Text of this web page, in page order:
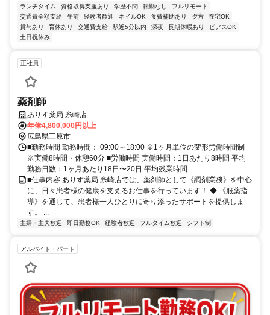
ランチタイム 資格取得支援あり 学歴不問 転勤なし
フルリモート
交通費全額支給
午前 経験者歓迎 ネイルOK 食費補助あり 夕方
在宅OK
賞与あり
育休あり 交通費支給 駅近5分以内 深夜 長期休暇あり
ピアスOK
土日祝休み
正社員
薬剤師
ありす薬局 糸崎店
年俸4,800,000円以上
広島県三原市
■勤務時間 勤務時間： 09:00～18:00 ※1ヶ月単位の変形労働時間制
※実働8時間・休憩60分 ■労働時間 実働時間：1日あたり8時間 平均
勤務日数：1ヶ月あたり18日〜20日 平均残業時間...
■仕事内容 ありす薬局 糸崎店では、薬剤師として《調剤業務》を中心
に、日々患者様の健康を支えるお仕事を行っています！ ◆ 《服薬指
導》を通じて、患者様一人ひとりに寄り添ったサポートを提供しま
す。 ...
主婦・主夫歓迎 即日勤務OK 経験者歓迎 フルタイム歓迎 シフト制
アルバイト・パート